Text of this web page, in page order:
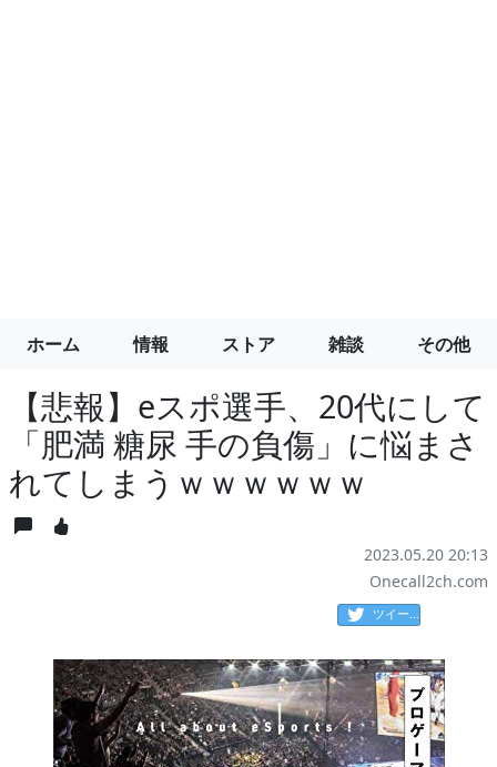
ホーム 情報 ストア 雑談 その他
【悲報】eスポ選手、20代にして
「肥満 糖尿 手の負傷」に悩まさ
れてしまうｗｗｗｗｗｗ
2023.05.20 20:13
Onecall2ch.com
ツイート